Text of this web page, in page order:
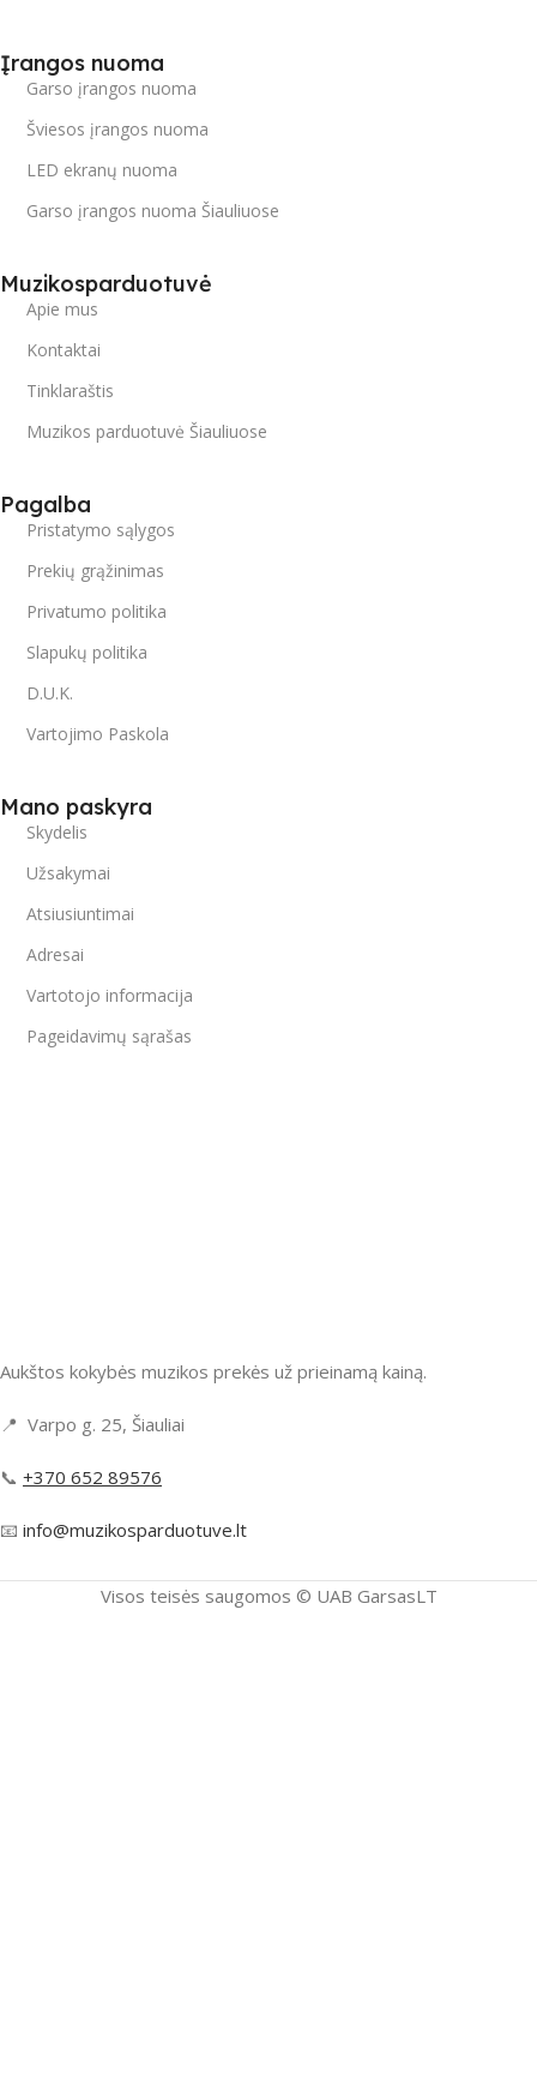
Įrangos nuoma
Garso įrangos nuoma
Šviesos įrangos nuoma
LED ekranų nuoma
Garso įrangos nuoma Šiauliuose
Muzikosparduotuvė
Apie mus
Kontaktai
Tinklaraštis
Muzikos parduotuvė Šiauliuose
Pagalba
Pristatymo sąlygos
Prekių grąžinimas
Privatumo politika
Slapukų politika
D.U.K.
Vartojimo Paskola
Mano paskyra
Skydelis
Užsakymai
Atsiusiuntimai
Adresai
Vartotojo informacija
Pageidavimų sąrašas
Aukštos kokybės muzikos prekės už prieinamą kainą.
📍 Varpo g. 25, Šiauliai
📞 +370 652 89576
📧 info@muzikosparduotuve.lt
Visos teisės saugomos ©️ UAB GarsasLT